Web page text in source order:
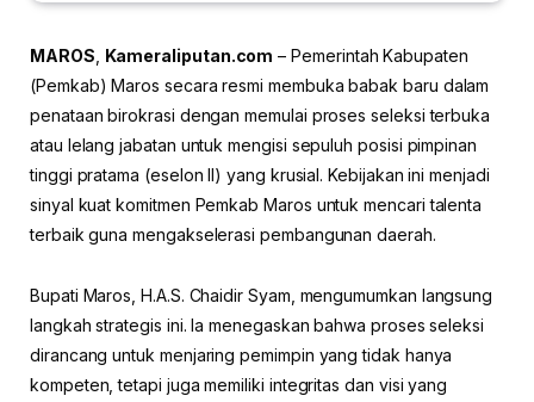
MAROS Kameraliputan.com – Pemerintah Kabupaten
(Pemkab) Maros secara resmi membuka babak baru dalam
penataan birokrasi dengan memulai proses seleksi terbuka
atau lelang jabatan untuk mengisi sepuluh posisi pimpinan
tinggi pratama (eselon II) yang krusial. Kebijakan ini menjadi
sinyal kuat komitmen Pemkab Maros untuk mencari talenta
terbaik guna mengakselerasi pembangunan daerah.
Bupati Maros, H.A.S. Chaidir Syam, mengumumkan langsung
langkah strategis ini. Ia menegaskan bahwa proses seleksi
dirancang untuk menjaring pemimpin yang tidak hanya
kompeten, tetapi juga memiliki integritas dan visi yang